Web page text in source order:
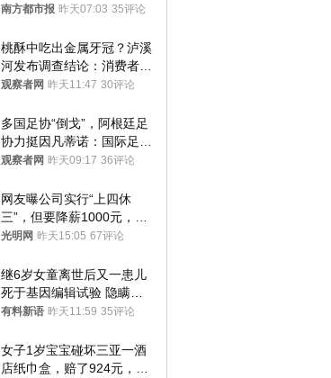
南方都市报 昨天07:03 35评论
桃酥中吃出金属牙冠？泸溪
河发布调查结论：消费者已
澄清，所发视频情况不属实
观察者网 昨天11:47 30评论
多国足协“倒戈”，阿根廷足
协力挺因凡蒂诺：国际足联
今后应继续在其领导下前行
观察者网 昨天09:17 36评论
网友曝公司实行“上四休
三”，但要降薪1000元，不
接受只能辞职
光明网 昨天15:05 67评论
继6岁女童离世后又一患儿
死于基因编辑试验 隐瞒一
年才对外披露
有料新语 昨天11:59 35评论
女子1岁宝宝碰坏三亚一酒
店纸巾盒，赔了924元，发